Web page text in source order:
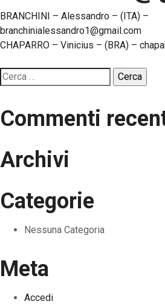
Navigazione
articoli
BRANCHINI – Alessandro – (ITA) –
branchinialessandro1@gmail.com
CHAPARRO – Vinicius – (BRA) –
Ricerca
per:
Commenti
Archivi
Categorie
Nessuna Categoria
Meta
Accedi